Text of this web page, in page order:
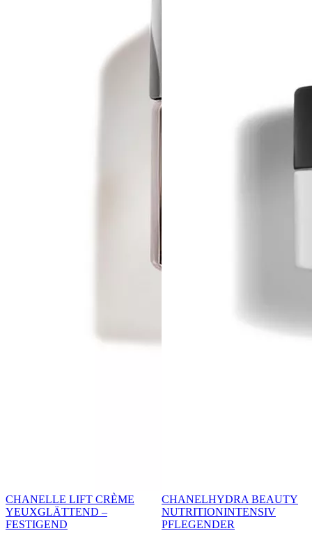
CHANELLE LIFT CRÈME
YEUXGLÄTTEND –
FESTIGEND
CHANELHYDRA BEAUTY
NUTRITIONINTENSIV
PFLEGENDER